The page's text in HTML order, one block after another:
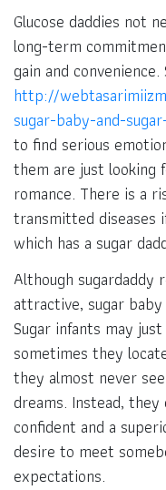
Glucose daddies not
long-term
gain and
http://
sugar-baby-and-
to find serious
them are just looking
romance. There is a
transmitted diseases
which has a sugar
Although sugardaddy
attractive, sugar
Sugar infants may
sometimes they
they almost never
dreams. Instead, they
confident and a
desire to meet
expectations.